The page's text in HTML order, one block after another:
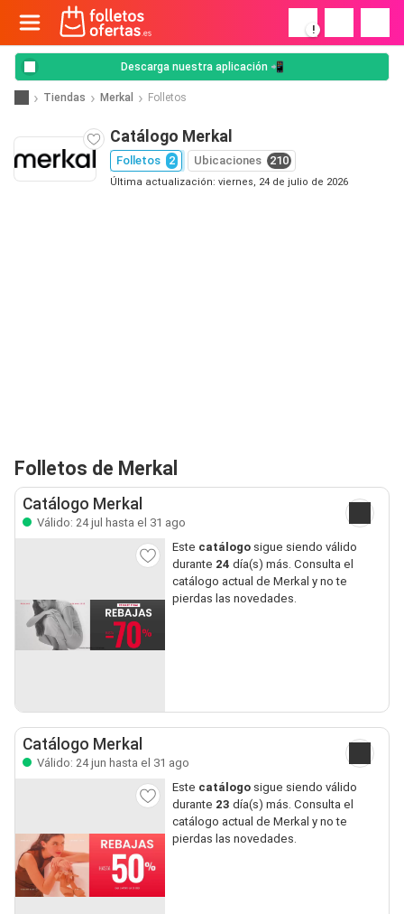
!
Descarga nuestra aplicación 📲
Tiendas Merkal Folletos
Catálogo Merkal
Folletos 2 Ubicaciones 210
Última actualización: viernes, 24 de julio de 2026
Folletos de Merkal
Catálogo Merkal
Válido: 24 jul hasta el 31 ago
Este catálogosigue siendo válido
durante 24 día(s) más. Consulta el
catálogo actual de Merkal y no te
pierdas las novedades.
Catálogo Merkal
Válido: 24 jun hasta el 31 ago
Este catálogosigue siendo válido
durante 23 día(s) más. Consulta el
catálogo actual de Merkal y no te
pierdas las novedades.